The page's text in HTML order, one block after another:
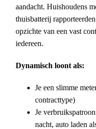
aandacht. Huishoudens
thuisbatterij
opzichte van een vast
iedereen.
Dynamisch loont als:
Je een slimme
contracttype)
Je
nacht, auto laden